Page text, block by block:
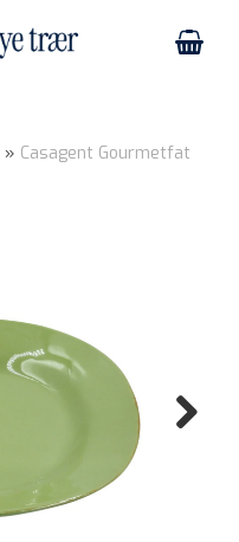
» Casagent Gourmetfat